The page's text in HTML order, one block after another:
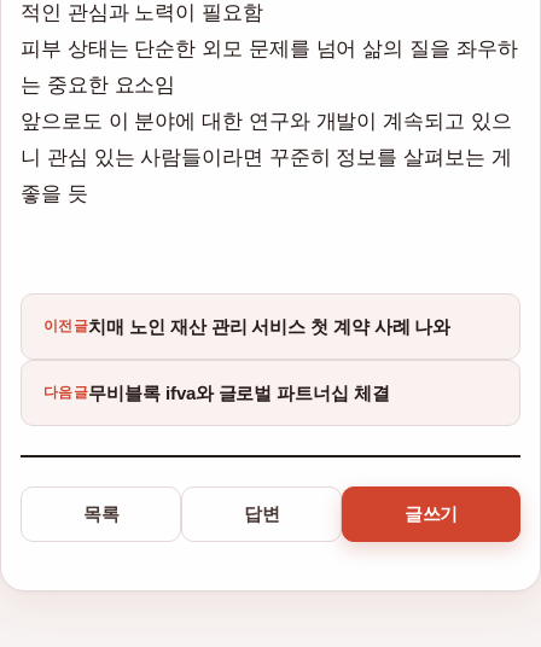
적인 관심과 노력이 필요함
피부 상태는 단순한 외모 문제를 넘어 삶의 질을 좌우하
는 중요한 요소임
앞으로도 이 분야에 대한 연구와 개발이 계속되고 있으
니 관심 있는 사람들이라면 꾸준히 정보를 살펴보는 게
좋을 듯
이전글치매 노인 재산 관리 서비스 첫 계약 사례 나와
다음글무비블록 ifva와 글로벌 파트너십 체결
목록 답변 글쓰기